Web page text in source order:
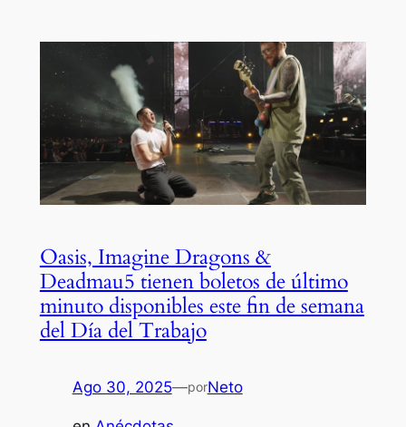
Oasis, Imagine Dragons &
Deadmau5 tienen boletos de último
minuto disponibles este fin de semana
del Día del Trabajo
Ago 30, 2025—porNeto